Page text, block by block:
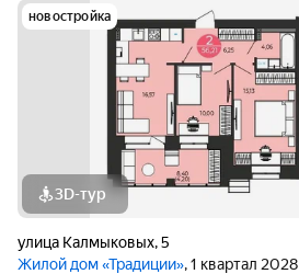
новостройка
3D-тур
улица Калмыковых,5
Жилой дом «Традиции», 1 квартал 2028